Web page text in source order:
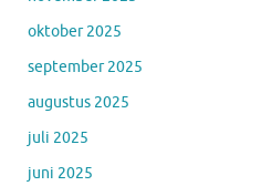
oktober 2025
september 2025
augustus 2025
juli 2025
juni 2025